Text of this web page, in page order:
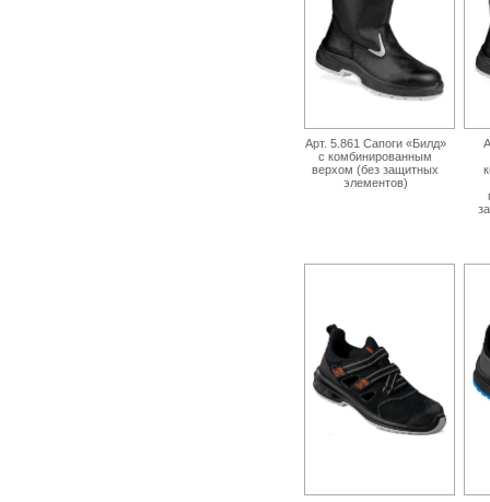
Арт. 5.861 Сапоги «Билд»
с комбинированным
верхом (без защитных
элементов)